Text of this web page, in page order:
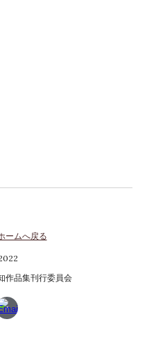
ームへ戻る
作品集刊行委員会